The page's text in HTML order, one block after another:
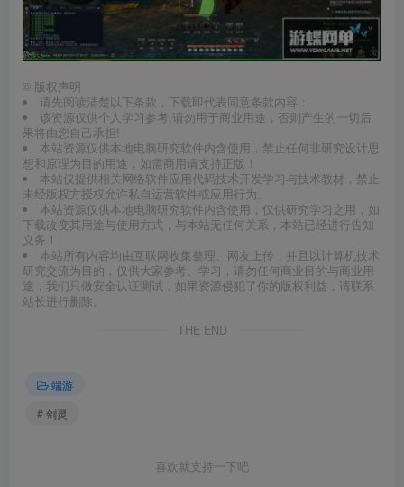
© 版权声明
请先阅读清楚以下条款，下载即代表同意条款内容：
该资源仅供个人学习参考,请勿用于商业用途，否则产生的一切后
果将由您自己承担!
本站资源仅供本地电脑研究软件内含使用，禁止任何非研究设计思
想和原理为目的用途，如需商用请支持正版！
本站仅提供相关网络软件应用代码技术开发学习与技术教材，禁止
未经版权方授权允许私自运营软件或应用行为。
本站资源仅供本地电脑研究软件内含使用，仅供研究学习之用，如
下载改变其用途与使用方式，与本站无任何关系，本站已经进行告知
义务！
本站所有内容均由互联网收集整理、网友上传，并且以计算机技术
研究交流为目的，仅供大家参考、学习，请勿任何商业目的与商业用
途，我们只做安全认证测试，如果资源侵犯了你的版权利益，请联系
站长进行删除。
THE END
端游
# 剑灵
喜欢就支持一下吧